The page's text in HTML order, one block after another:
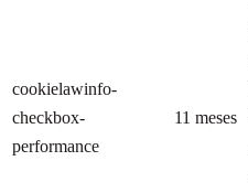
cookielawinfo-
checkbox-
performance
11 meses